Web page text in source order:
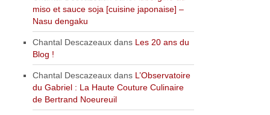
miso et sauce soja [cuisine japonaise] –
Nasu dengaku
Chantal Descazeaux dans Les 20 ans du
Blog !
Chantal Descazeaux dans L’Observatoire
du Gabriel : La Haute Couture Culinaire
de Bertrand Noeureuil